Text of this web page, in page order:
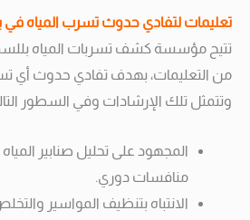
تعليمات لتفادي حدوث تسرب المياه في
تتيح مؤسسة كشف تسربات المياه بللسمر
من التعليمات، بهدف تفادي حدوث أي
وتتمثل تلك الإرشادات وفي السطور
المجهود على تحليل صنابير
منافسات دوري.
الانتباه بتنظيف المواسير